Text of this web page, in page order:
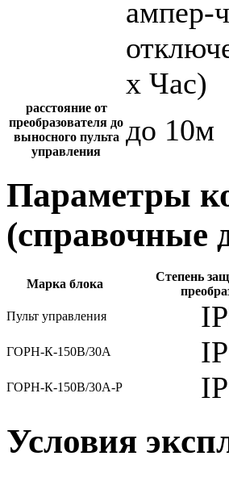
ампер-
х Час)
расстояние от
преобразователя до
выносного пульта
управления
до 10м
Параметры
(справочные
Марка блока
Степень
Пульт управления
ГОРН-К-150В/30А
ГОРН-К-150В/30А-Р
Условия